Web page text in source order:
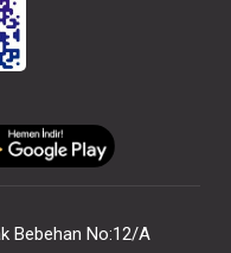
Bebehan No:12/A